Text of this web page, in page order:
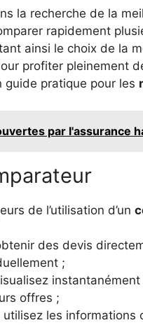
la recherche de la
rapidement
ainsi le choix de la
profiter pleinement
guide pratique pour les
par l'assurance
de l’utilisation d’un
des devis
;
offres ;
utilisez les informations